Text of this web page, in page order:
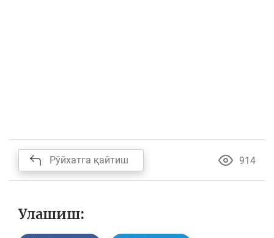
Рўйхатга қайтиш 914
Улашиш: